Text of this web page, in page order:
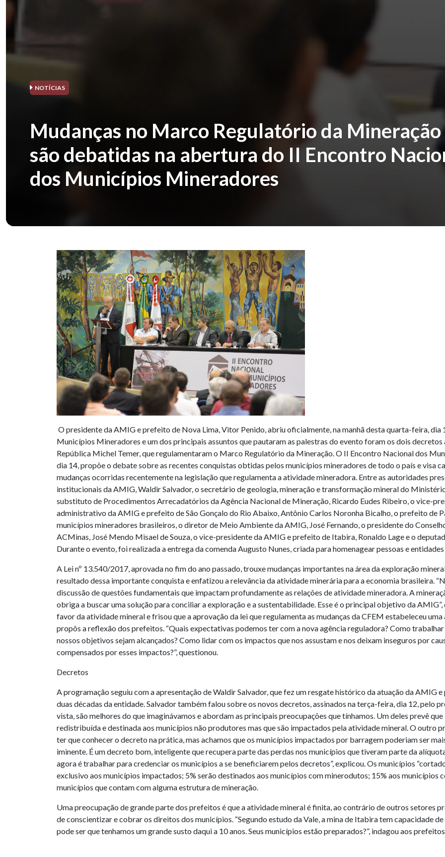
NOTÍCIAS
Mudanças no Marco Regulatório da Mineração
são debatidas na abertura do II Encontro
dos Municípios Mineradores
O presidente da AMIG e prefeito de Nova Lima, Vitor Penido, abriu oficialmente, na manhã desta quarta-feira, dia
Municípios Mineradores e um dos principais assuntos que pautaram as palestras do evento foram os dois decretos
República Michel Temer, que regulamentaram o Marco Regulatório da Mineração. O II Encontro Nacional dos
dia 14, propõe o debate sobre as recentes conquistas obtidas pelos municípios mineradores de todo o país e visa
mudanças ocorridas recentemente na legislação que regulamenta a atividade mineradora. Entre as autoridades
institucionais da AMIG, Waldir Salvador, o secretário de geologia, mineração e transformação mineral do
substituto de Procedimentos Arrecadatórios da Agência Nacional de Mineração, Ricardo Eudes Ribeiro, o vice-
administrativo da AMIG e prefeito de São Gonçalo do Rio Abaixo, Antônio Carlos Noronha Bicalho, o prefeito de
municípios mineradores brasileiros, o diretor de Meio Ambiente da AMIG, José Fernando, o presidente do
ACMinas, José Mendo Misael de Souza, o vice-presidente da AMIG e prefeito de Itabira, Ronaldo Lage e o
Durante o evento, foi realizada a entrega da comenda Augusto Nunes, criada para homenagear pessoas e
A Lei nº 13.540/2017, aprovada no fim do ano passado, trouxe mudanças importantes na área da exploração
resultado dessa importante conquista e enfatizou a relevância da atividade minerária para a economia brasileira.
discussão de questões fundamentais que impactam profundamente as relações de atividade mineradora. A
obriga a buscar uma solução para conciliar a exploração e a sustentabilidade. Esse é o principal objetivo da
favor da atividade mineral e frisou que a aprovação da lei que regulamenta as mudanças da CFEM estabeleceu
propôs a reflexão dos prefeitos. “Quais expectativas podemos ter com a nova agência reguladora? Como
nossos objetivos sejam alcançados? Como lidar com os impactos que nos assustam e nos deixam inseguros por
compensados por esses impactos?”, questionou.
Decretos
A programação seguiu com a apresentação de Waldir Salvador, que fez um resgate histórico da atuação da AMIG
duas décadas da entidade. Salvador também falou sobre os novos decretos, assinados na terça-feira, dia 12, pelo
vista, são melhores do que imaginávamos e abordam as principais preocupações que tínhamos. Um deles prevê
redistribuída e destinada aos municípios não produtores mas que são impactados pela atividade mineral. O outro
ter que conhecer o decreto na prática, mas achamos que os municípios impactados por barragem poderiam ser
iminente. É um decreto bom, inteligente que recupera parte das perdas nos municípios que tiveram parte da
agora é trabalhar para credenciar os municípios a se beneficiarem pelos decretos”, explicou. Os municípios
exclusivo aos municípios impactados; 5% serão destinados aos municípios com minerodutos; 15% aos municípios
municípios que contam com alguma estrutura de mineração.
Uma preocupação de grande parte dos prefeitos é que a atividade mineral é finita, ao contrário de outros setores
de conscientizar e cobrar os direitos dos municípios. “Segundo estudo da Vale, a mina de Itabira tem capacidade
pode ser que tenhamos um grande susto daqui a 10 anos. Seus municípios estão preparados?”, indagou aos